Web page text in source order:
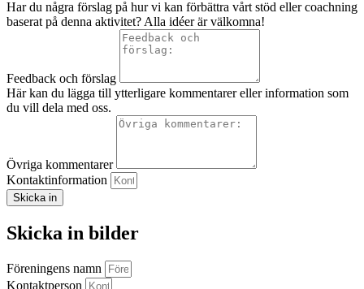
Har du några förslag på hur vi kan förbättra vårt stöd eller coachning
baserat på denna aktivitet? Alla idéer är välkomna!
Feedback och förslag
Här kan du lägga till ytterligare kommentarer eller information som
du vill dela med oss.
Övriga kommentarer
Kontaktinformation
Skicka in
Skicka in bilder
Föreningens namn
Kontaktperson